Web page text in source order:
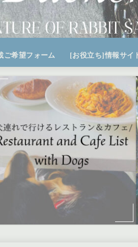
ご希望フォーム [お役立ち]情報サイ